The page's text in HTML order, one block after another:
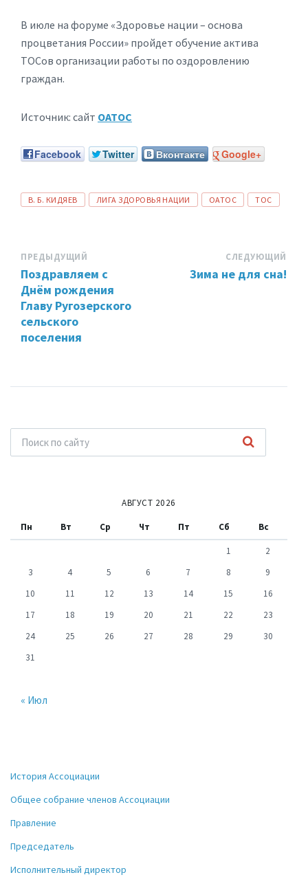
В июле на форуме «Здоровье нации – основа
процветания России» пройдет обучение актива
ТОСов организации работы по оздоровлению
граждан.
Источник: сайт ОАТОС
Facebook Twitter Вконтакте Google+
ТЕГИ:
В. Б. КИДЯЕВ ЛИГА ЗДОРОВЬЯ НАЦИИ ОАТОС ТОС
ПРЕДЫДУЩИЙ
Поздравляем с
Днём рождения
Главу Ругозерского
сельского
поселения
СЛЕДУЮЩИЙ
Зима не для сна!
АВГУСТ 2026
Пн Вт Ср Чт Пт Сб Вс
1
2
3
4 5 6 7 8
9
10
11 12 13 14 15
16
17
18 19 20 21 22
23
24
25 26 27 28 29
30
31
« Июл
История Ассоциации
Общее собрание членов Ассоциации
Правление
Председатель
Исполнительный директор